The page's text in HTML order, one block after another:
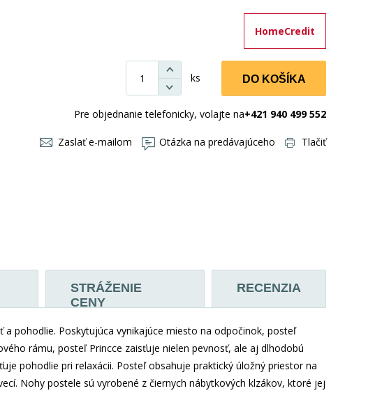
HomeCredit
ks DO KOŠÍKA
Pre objednanie telefonicky, volajte na+421 940 499 552
Zaslať e-mailom Otázka na predávajúceho Tlačiť
STRÁŽENIE
CENY
RECENZIA
pohodlie. Poskytujúca vynikajúce miesto na odpočinok, posteľ
rámu, posteľ Princce zaisťuje nielen pevnosť, ale aj dlhodobú
pohodlie pri relaxácii. Posteľ obsahuje praktický úložný priestor na
Nohy postele sú vyrobené z čiernych nábytkových klzákov, ktoré jej